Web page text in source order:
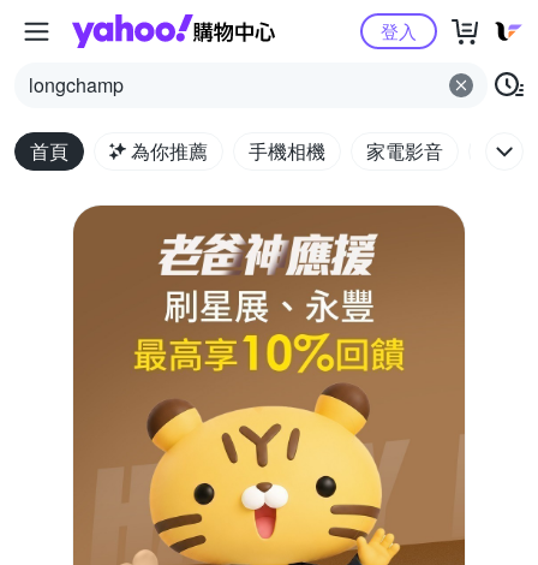
Yahoo購物中心
longchamp
登入
首頁 為你推薦 手機相機 家電影音 電腦